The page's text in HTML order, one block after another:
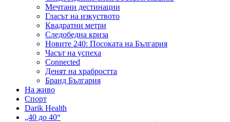
Мечтани дестинации
Гласът на изкуството
Квадратни метри
Следобедна криза
Новите 240: Посоката на България
Часът на успеха
Connected
Денят на храбростта
Бранд България
На живо
Спорт
Darik Health
„40 до 40“